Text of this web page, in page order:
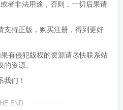
者非法用途，否则，一切后果请
支持正版，购买注册，得到更好
有侵犯版权的资源请尽快联系站
资源。
我们！
END